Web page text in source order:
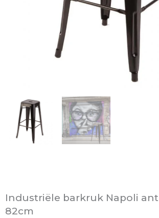
Industriële barkruk Napoli
82cm